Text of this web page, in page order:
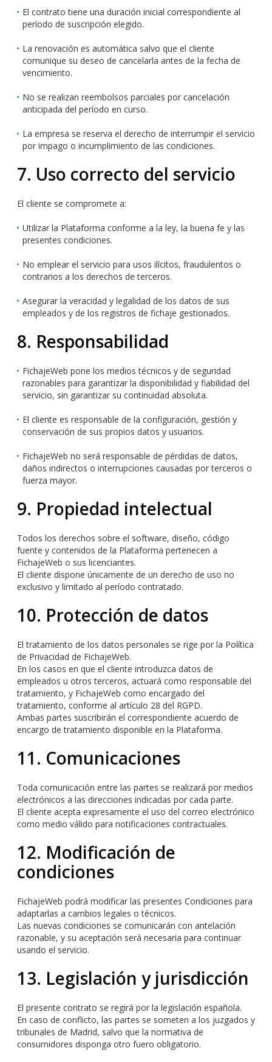
El contrato tiene una duración inicial correspondiente al
período de suscripción elegido.
La renovación es automática salvo que el cliente
comunique su deseo de cancelarla antes de la fecha de
vencimiento.
No se realizan reembolsos parciales por cancelación
anticipada del período en curso.
La empresa se reserva el derecho de interrumpir el servicio
por impago o incumplimiento de las condiciones.
7. Uso correcto del servicio
El cliente se compromete a:
Utilizar la Plataforma conforme a la ley, la buena fe y las
presentes condiciones.
No emplear el servicio para usos ilícitos, fraudulentos o
contrarios a los derechos de terceros.
Asegurar la veracidad y legalidad de los datos de sus
empleados y de los registros de fichaje gestionados.
8. Responsabilidad
FichajeWeb pone los medios técnicos y de seguridad
razonables para garantizar la disponibilidad y fiabilidad del
servicio, sin garantizar su continuidad absoluta.
El cliente es responsable de la configuración, gestión y
conservación de sus propios datos y usuarios.
FichajeWeb no será responsable de pérdidas de datos,
daños indirectos o interrupciones causadas por terceros o
fuerza mayor.
9. Propiedad intelectual
Todos los derechos sobre el software, diseño, código
fuente y contenidos de la Plataforma pertenecen a
FichajeWeb o sus licenciantes.
El cliente dispone únicamente de un derecho de uso no
exclusivo y limitado al período contratado.
10. Protección de datos
El tratamiento de los datos personales se rige por la Política
de Privacidad de FichajeWeb.
En los casos en que el cliente introduzca datos de
empleados u otros terceros, actuará como responsable del
tratamiento, y FichajeWeb como encargado del
tratamiento, conforme al artículo 28 del RGPD.
Ambas partes suscribirán el correspondiente acuerdo de
encargo de tratamiento disponible en la Plataforma.
11. Comunicaciones
Toda comunicación entre las partes se realizará por medios
electrónicos a las direcciones indicadas por cada parte.
El cliente acepta expresamente el uso del correo electrónico
como medio válido para notificaciones contractuales.
12. Modificación de
condiciones
FichajeWeb podrá modificar las presentes Condiciones para
adaptarlas a cambios legales o técnicos.
Las nuevas condiciones se comunicarán con antelación
razonable, y su aceptación será necesaria para continuar
usando el servicio.
13. Legislación y jurisdicción
El presente contrato se regirá por la legislación española.
En caso de conflicto, las partes se someten a los juzgados y
tribunales de Madrid, salvo que la normativa de
consumidores disponga otro fuero obligatorio.